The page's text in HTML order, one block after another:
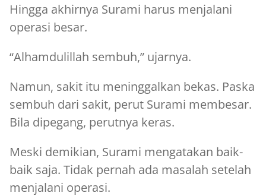
Hingga akhirnya Surami harus menjalani
operasi besar.
“Alhamdulillah sembuh,” ujarnya.
Namun, sakit itu meninggalkan bekas. Paska
sembuh dari sakit, perut Surami membesar.
Bila dipegang, perutnya keras.
Meski demikian, Surami mengatakan baik-
baik saja. Tidak pernah ada masalah setelah
menjalani operasi.